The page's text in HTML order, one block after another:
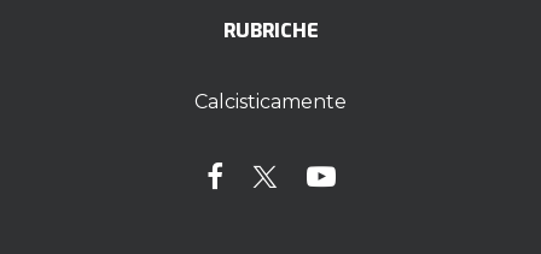
RUBRICHE
Calcisticamente